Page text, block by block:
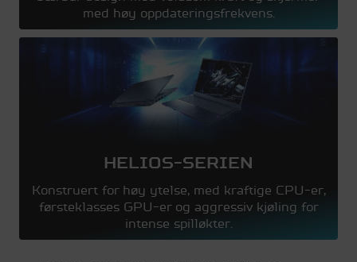
med høy oppdateringsfrekvens.
HELIOS-SERIEN
Konstruert for høy ytelse, med kraftige CPU-er,
førsteklasses GPU-er og aggressiv kjøling for
intense spilløkter.